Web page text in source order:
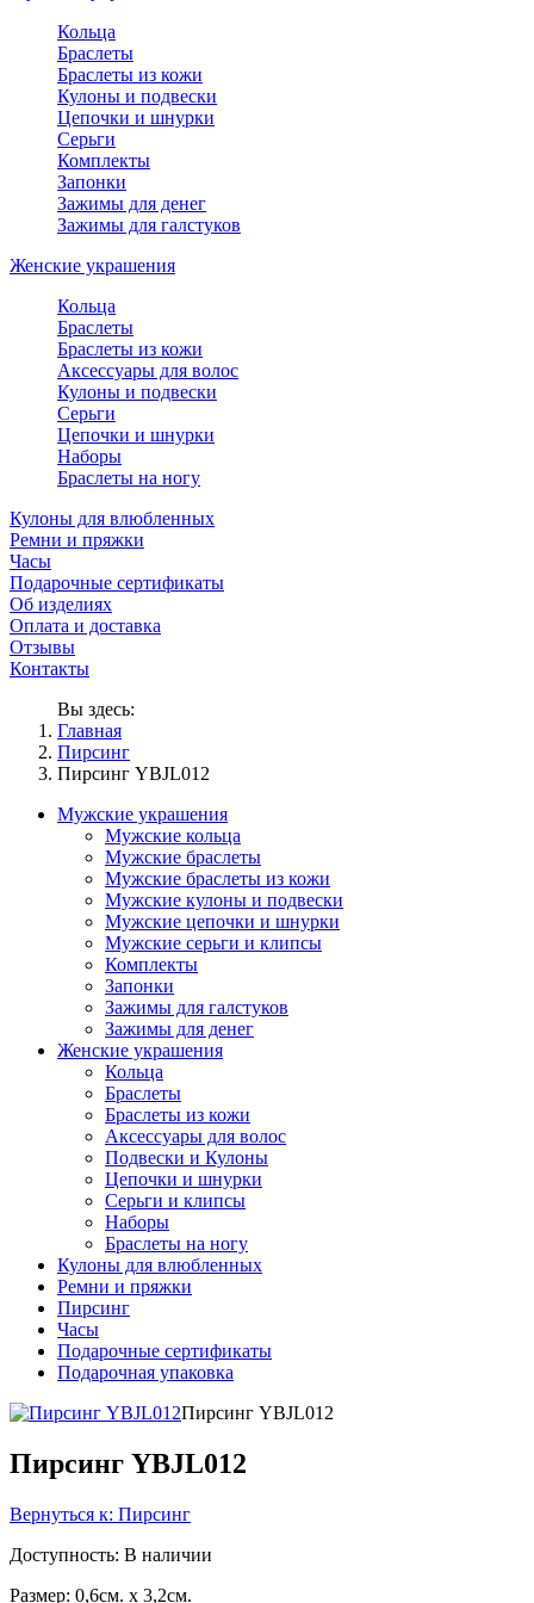
Кольца
Браслеты
Браслеты из кожи
Кулоны и подвески
Цепочки и шнурки
Серьги
Комплекты
Запонки
Зажимы для денег
Зажимы для галстуков
Женские украшения
Кольца
Браслеты
Браслеты из кожи
Аксессуары для волос
Кулоны и подвески
Серьги
Цепочки и шнурки
Наборы
Браслеты на ногу
Кулоны для влюбленных
Ремни и пряжки
Часы
Подарочные сертификаты
Об изделиях
Оплата и доставка
Отзывы
Контакты
Вы здесь:
Главная
Пирсинг
Пирсинг YBJL012
Мужские украшения
Мужские кольца
Мужские браслеты
Мужские браслеты из кожи
Мужские кулоны и подвески
Мужские цепочки и шнурки
Мужские серьги и клипсы
Комплекты
Запонки
Зажимы для галстуков
Зажимы для денег
Женские украшения
Кольца
Браслеты
Браслеты из кожи
Аксессуары для волос
Подвески и Кулоны
Цепочки и шнурки
Серьги и клипсы
Наборы
Браслеты на ногу
Кулоны для влюбленных
Ремни и пряжки
Пирсинг
Часы
Подарочные сертификаты
Подарочная упаковка
Пирсинг YBJL012
Пирсинг YBJL012
Вернуться к: Пирсинг
Доступность: В наличии
Размер: 0,6см. x 3,2см.